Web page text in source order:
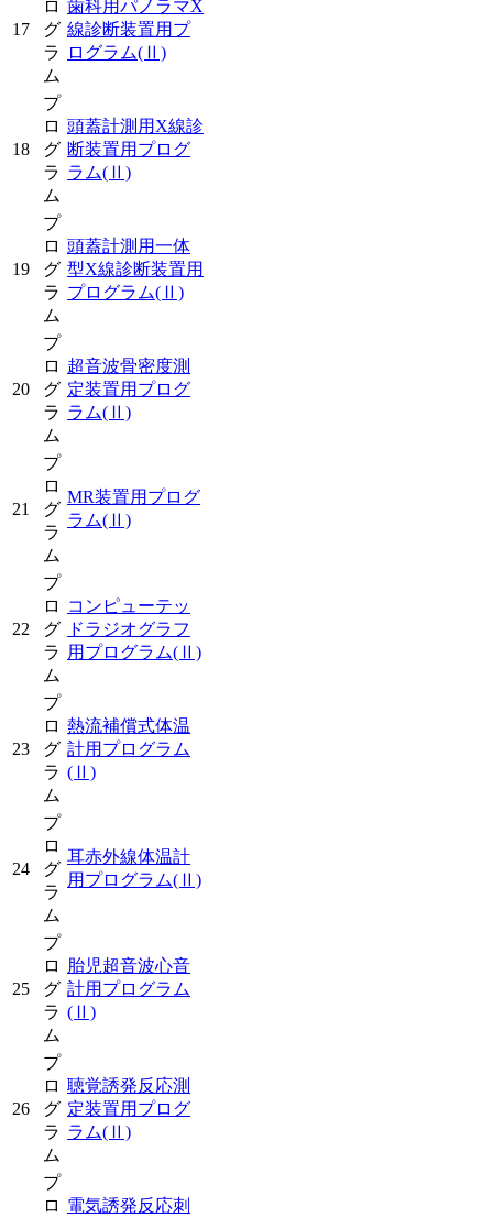
17
ロ
グ
ラ
ム
歯科用パノラマX
線診断装置用プ
ログラム(Ⅱ)
18
プ
ロ
グ
ラ
ム
頭蓋計測用X線診
断装置用プログ
ラム(Ⅱ)
19
プ
ロ
グ
ラ
ム
頭蓋計測用一体
型X線診断装置用
プログラム(Ⅱ)
20
プ
ロ
グ
ラ
ム
超音波骨密度測
定装置用プログ
ラム(Ⅱ)
21
プ
ロ
グ
ラ
ム
MR装置用プログ
ラム(Ⅱ)
22
プ
ロ
グ
ラ
ム
コンピューテッ
ドラジオグラフ
用プログラム(Ⅱ)
23
プ
ロ
グ
ラ
ム
熱流補償式体温
計用プログラム
(Ⅱ)
24
プ
ロ
グ
ラ
ム
耳赤外線体温計
用プログラム(Ⅱ)
25
プ
ロ
グ
ラ
ム
胎児超音波心音
計用プログラム
(Ⅱ)
26
プ
ロ
グ
ラ
ム
聴覚誘発反応測
定装置用プログ
ラム(Ⅱ)
プ
ロ 電気誘発反応刺